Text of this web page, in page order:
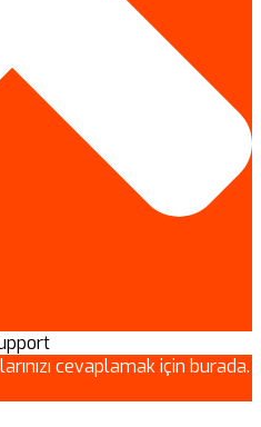
cevaplamak için burada.